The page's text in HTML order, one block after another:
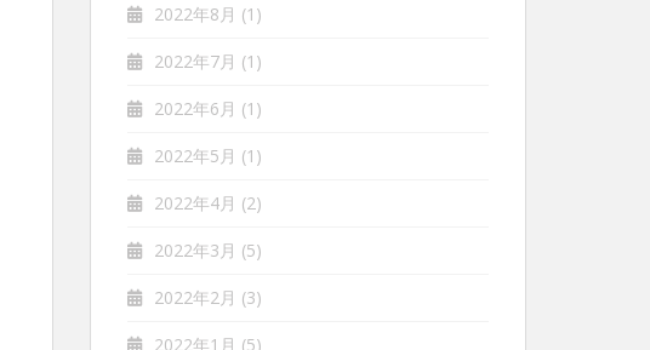
2022年8月 (1)
2022年7月 (1)
2022年6月 (1)
2022年5月 (1)
2022年4月 (2)
2022年3月 (5)
2022年2月 (3)
2022年1月 (5)